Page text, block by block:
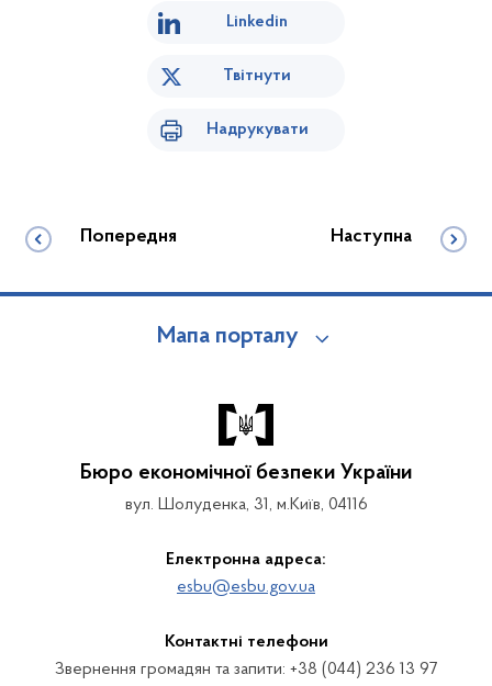
Linkedin
Твітнути
Надрукувати
Попередня Наступна
Мапа порталу
Бюро економічної безпеки України
вул. Шолуденка, 31, м.Київ, 04116
Електронна адреса:
esbu@esbu.gov.ua
Контактні телефони
Звернення громадян та запити: +38 (044) 236 13 97